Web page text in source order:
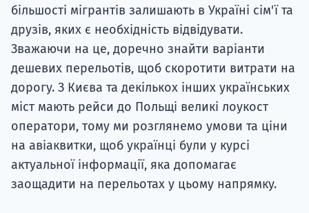
більшості мігрантів залишають в Україні сім'ї та
друзів, яких є необхідність відвідувати.
Зважаючи на це, доречно знайти варіанти
дешевих перельотів, щоб скоротити витрати на
дорогу. З Києва та декількох інших українських
міст мають рейси до Польщі великі лоукост
оператори, тому ми розглянемо умови та ціни
на авіаквитки, щоб українці були у курсі
актуальної інформації, яка допомагає
заощадити на перельотах у цьому напрямку.